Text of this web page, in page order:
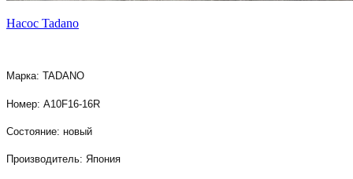
Насос Tadano
Марка: TADANO
Номер: A10F16-16R
Состояние: новый
Производитель: Япония